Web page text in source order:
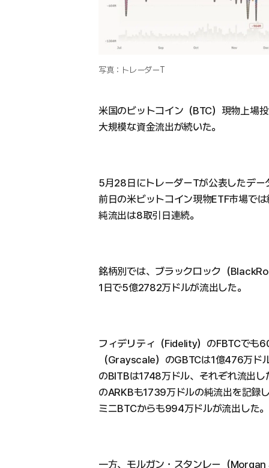
写真：トレーダーT
米国のビットコイン（BTC）現物上場
大規模な資金流出が続いた。
5月28日にトレーダーTが公表したデー
前日の米ビットコイン現物ETF市場で
純流出は8取引日連続。
銘柄別では、ブラックロック（
1日で5億2782万ドルが流出した。
フィデリティ（Fidelity）のFBTCでも
（Grayscale）のGBTCは1億476万ド
のBITBは1748万ドル、それぞれ流出
のARKBも1739万ドルの純流出を記録
ミニBTCからも994万ドルが流出した。
一方、モルガン・スタンレー（